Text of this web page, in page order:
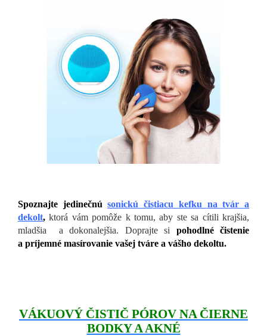
Spoznajte jedinečnúsonickú čistiacu kefku na tvár a
dekolt, ktorá vám pomôže k tomu, aby ste sa cítili krajšia,
mladšia a dokonalejšia. Doprajte si pohodlné čistenie
a príjemné masírovanie vašej tváre a vášho dekoltu.
VÁKUOVÝ ČISTIČ PÓROV NA ČIERNE
BODKY A AKNÉ